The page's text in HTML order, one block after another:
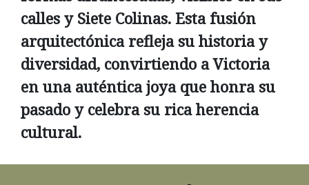
calles y Siete Colinas. Esta fusión
arquitectónica refleja su historia y
diversidad, convirtiendo a Victoria
en una auténtica joya que honra su
pasado y celebra su rica herencia
cultural.